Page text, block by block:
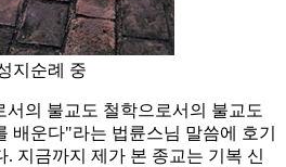
지순례 중
서의 불교도 철학으로서의 불교도
배운다"라는 법륜스님 말씀에 호기
지금까지 제가 본 종교는 기복 신